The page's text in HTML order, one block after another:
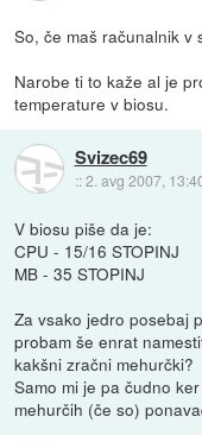
So, če maš računalnik v
Narobe ti to kaže al je
temperature v biosu.
Svizec69
::2. avg 2007,
V biosu piše da je:
CPU - 15/16 STOPINJ
MB - 35 STOPINJ
Za vsako jedro posebaj
probam še enrat
kakšni zračni mehurčki?
Samo mi je pa čudno
mehurčih (če so)